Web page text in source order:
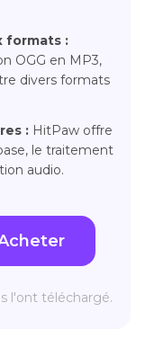
formats :
OGG en MP3,
divers formats
: HitPaw offre
le traitement
audio.
l'ont téléchargé.